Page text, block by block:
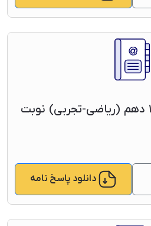
نمونه سوال شیمی ۱ دهم (ریاضی-تجربی) نوبت